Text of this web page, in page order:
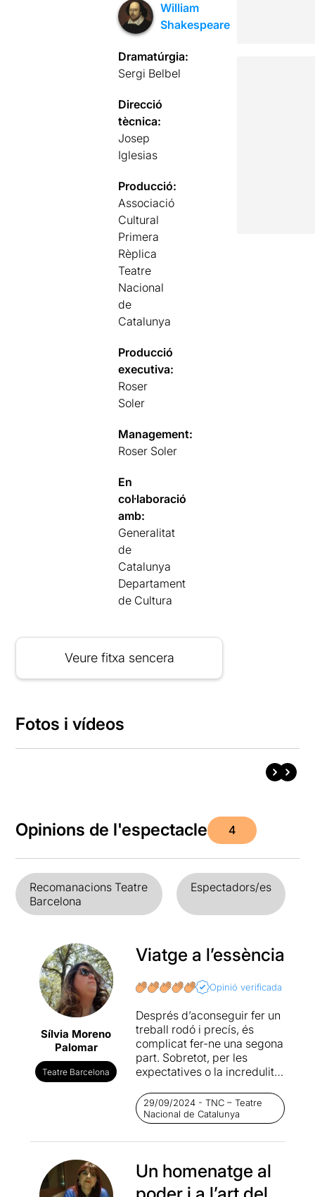
William
Shakespeare
Dramatúrgia:
Sergi Belbel
Direcció
tècnica:
Josep
Iglesias
Producció:
Associació
Cultural
Primera
Rèplica
Teatre
Nacional
de
Catalunya
Producció
executiva:
Roser
Soler
Management:
Roser Soler
En
col·laboració
amb:
Generalitat
de
Catalunya
Departament
de Cultura
Veure fitxa sencera
Fotos i vídeos
Opinions de l'espectacle 4
Recomanacions Teatre
Barcelona
Espectadors/es
Sílvia Moreno
Palomar
Teatre Barcelona
Viatge a l’essència
Opinió verificada
Després d’aconseguir fer un
treball rodó i precís, és
complicat fer-ne una segona
part. Sobretot, per les
expectatives o la incredulitat
producció que segueixi la
línia. Per això, la inspiració i
la inquietud dels artistes és
tan important per
tornar a meravellar.
29/09/2024 - TNC – Teatre
Nacional de Catalunya
Un homenatge al